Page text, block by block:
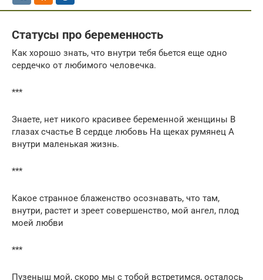
Статусы про беременность
Как хорошо знать, что внутри тебя бьется еще одно
сердечко от любимого человечка.
***
Знаете, нет никого красивее беременной женщины В
глазах счастье В сердце любовь На щеках румянец А
внутри маленькая жизнь.
***
Какое странное блаженство осознавать, что там,
внутри, растет и зреет совершенство, мой ангел, плод
моей любви
***
Пузеныш мой, скоро мы с тобой встретимся, осталось